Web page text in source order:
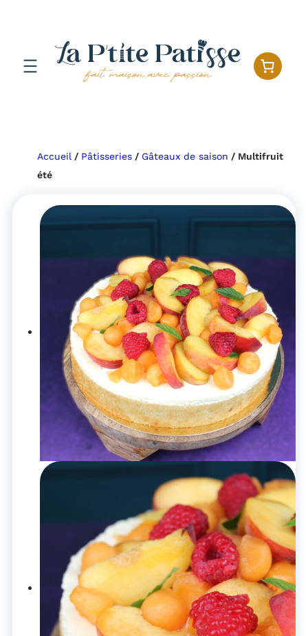
Accueil / Pâtisseries / Gâteaux de saison / Multifruit
été